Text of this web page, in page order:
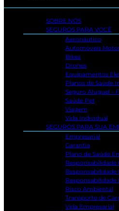
SOBRE NÓS
SEGUROS PARA VOCÊ
Aeronáutico
Automóveis
Bikes
Drones
Equipamentos
Planos de Saúde
Seguro Aluguel –
Saúde Pet
Viagem
Vida Individual
SEGUROS PARA SUA
Empresarial
Garantia
Plano de Saúde
Responsabilidade
Responsabilidade
Risco Ambiental
Transporte de
Vida Empresarial